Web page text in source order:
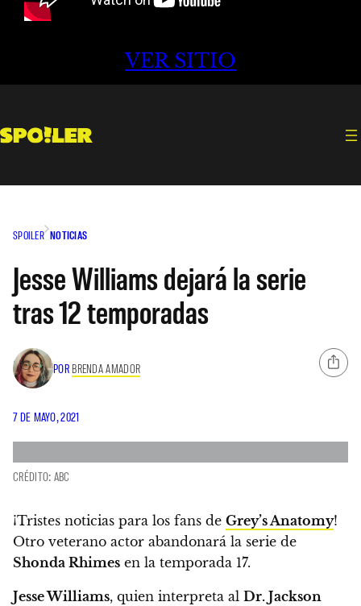
VER SITIO
SPOILER NOTICIAS
Jesse Williams dejará la serie
tras 12 temporadas
POR BRENDA AMADOR
7 DE MAYO, 2021
CRÉDITO: ABC
¡Tristes noticias para los fans de Grey’s Anatomy!
Otro veterano actor abandonará la serie de
Shonda Rhimes en la temporada 17.
Jesse Williams, quien interpreta al Dr. Jackson